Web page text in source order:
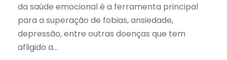
da saúde emocional é a ferramenta principal
para a superação de fobias, ansiedade,
depressão, entre outras doenças que tem
afligido a...